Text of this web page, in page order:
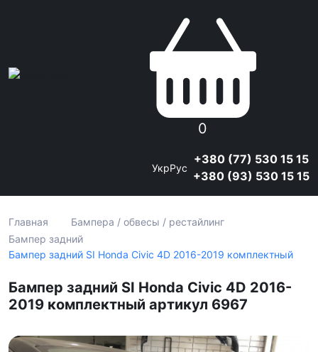
0
УкрРус
+380 (77) 530 15 15
+380 (93) 530 15 15
Главная
Бампера / обвесы / рестайлинг
Бампер задний
Бампер задний SI Honda Civic 4D 2016-2019 комплектный
Бампер задний SI Honda Civic 4D 2016-
2019 комплектный артикул 6967